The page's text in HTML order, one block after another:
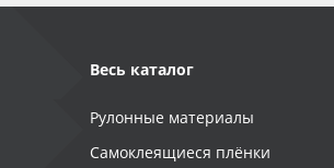
Весь каталог
Рулонные материалы
Самоклеящиеся плёнки